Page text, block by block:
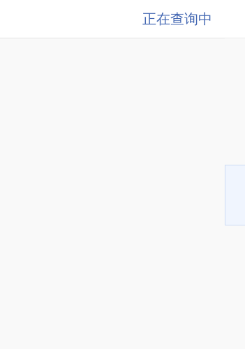
正在查询中